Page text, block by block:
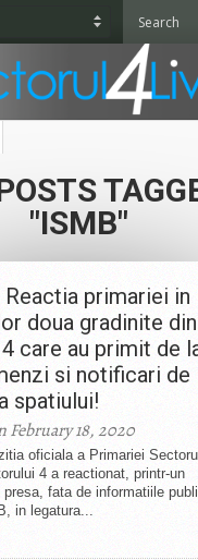
"ISMB"
Reactia primariei in
doua gradinite din
care au primit de
si notificari de
spatiului!
February 18, 2020
oficiala a Primariei
4 a reactionat, printr-un
fata de informatiile
in legatura...